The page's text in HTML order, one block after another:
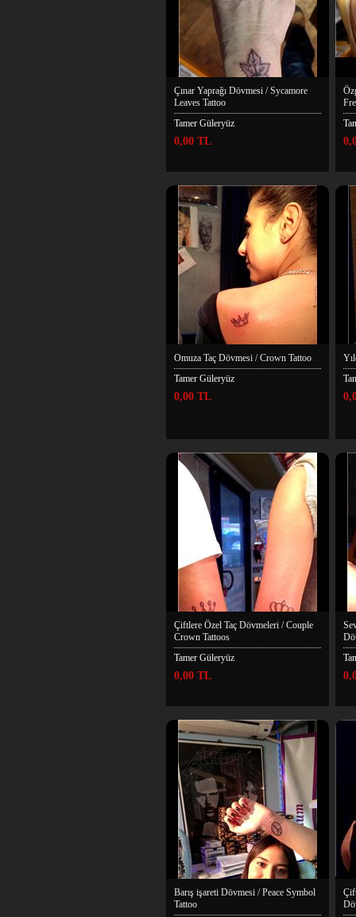
Çınar Yaprağı Dövmesi / Sycamore
Leaves Tattoo
Tamer Güleryüz
0,00 TL
Omuza Taç Dövmesi / Crown Tattoo
Tamer Güleryüz
0,00 TL
Çiftlere Özel Taç Dövmeleri / Couple
Crown Tattoos
Tamer Güleryüz
0,00 TL
Barış işareti Dövmesi / Peace Symbol
Tattoo